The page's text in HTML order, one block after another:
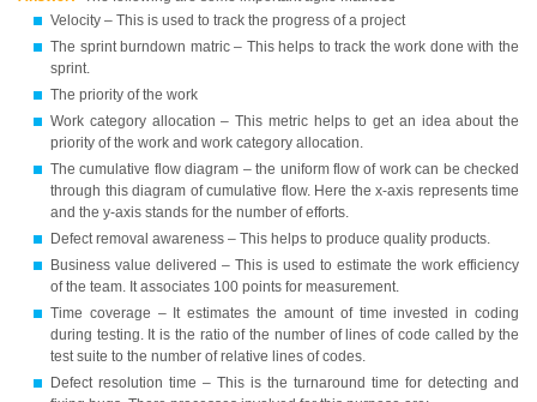
Velocity – This is used to track the progress of a project
The sprint burndown matric – This helps to track the work done with the
sprint.
The priority of the work
Work category allocation – This metric helps to get an idea about the
priority of the work and work category allocation.
The cumulative flow diagram – the uniform flow of work can be checked
through this diagram of cumulative flow. Here the x-axis represents time
and the y-axis stands for the number of efforts.
Defect removal awareness – This helps to produce quality products.
Business value delivered – This is used to estimate the work efficiency
of the team. It associates 100 points for measurement.
Time coverage – It estimates the amount of time invested in coding
during testing. It is the ratio of the number of lines of code called by the
test suite to the number of relative lines of codes.
Defect resolution time – This is the turnaround time for detecting and